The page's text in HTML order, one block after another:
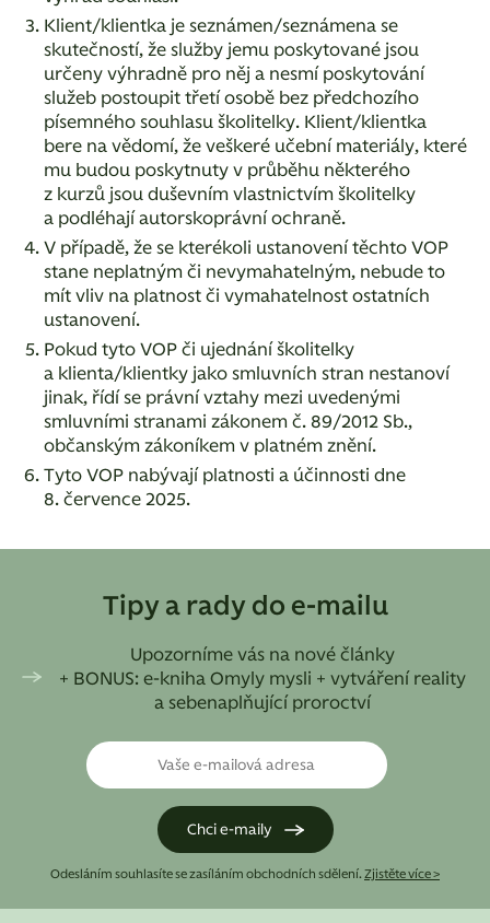
Klient/klientka je seznámen/seznámena se
skutečností, že služby jemu poskytované jsou
určeny výhradně pro něj a nesmí poskytování
služeb postoupit třetí osobě bez předchozího
písemného souhlasu školitelky. Klient/klientka
bere na vědomí, že veškeré učební materiály, které
mu budou poskytnuty v průběhu některého
z kurzů jsou duševním vlastnictvím školitelky
a podléhají autorskoprávní ochraně.
V případě, že se kterékoli ustanovení těchto VOP
stane neplatným či nevymahatelným, nebude to
mít vliv na platnost či vymahatelnost ostatních
ustanovení.
Pokud tyto VOP či ujednání školitelky
a klienta/klientky jako smluvních stran nestanoví
jinak, řídí se právní vztahy mezi uvedenými
smluvními stranami zákonem č. 89/2012 Sb.,
občanským zákoníkem v platném znění.
Tyto VOP nabývají platnosti a účinnosti dne
8. července 2025.
Tipy a rady do e-mailu
Upozorníme vás na nové články
+ BONUS: e-kniha Omyly mysli + vytváření reality
a sebenaplňující proroctví
Odesláním souhlasíte se zasíláním obchodních sdělení. Zjistěte více >